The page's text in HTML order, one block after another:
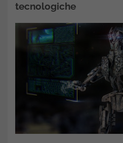
tecnologiche